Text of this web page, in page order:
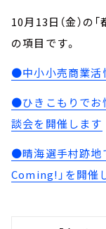
10月13日（金）の
の項目です。
●中小小売商業活
●ひきこもりでお
談会を開催します
●晴海選手村跡地
Coming!」を開催